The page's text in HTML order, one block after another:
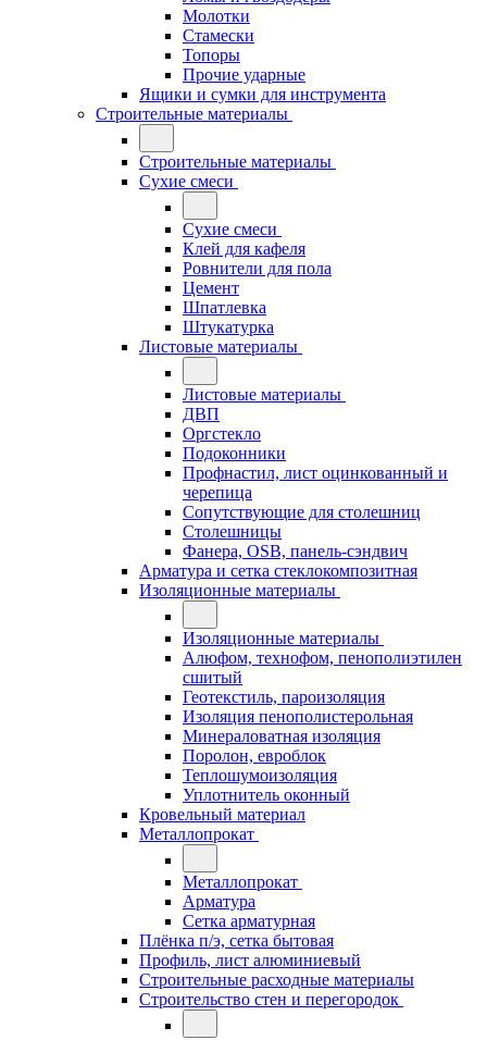
Молотки
Стамески
Топоры
Прочие ударные
Ящики и сумки для инструмента
Строительные материалы
Строительные материалы
Сухие смеси
Сухие смеси
Клей для кафеля
Ровнители для пола
Цемент
Шпатлевка
Штукатурка
Листовые материалы
Листовые материалы
ДВП
Оргстекло
Подоконники
Профнастил, лист оцинкованный и
черепица
Сопутствующие для столешниц
Столешницы
Фанера, OSB, панель-сэндвич
Арматура и сетка стеклокомпозитная
Изоляционные материалы
Изоляционные материалы
Алюфом, технофом, пенополиэтилен
сшитый
Геотекстиль, пароизоляция
Изоляция пенополистерольная
Минераловатная изоляция
Поролон, евроблок
Теплошумоизоляция
Уплотнитель оконный
Кровельный материал
Металлопрокат
Металлопрокат
Арматура
Сетка арматурная
Плёнка п/э, сетка бытовая
Профиль, лист алюминиевый
Строительные расходные материалы
Строительство стен и перегородок